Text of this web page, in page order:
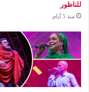
للناظور
منذ 5 أيام